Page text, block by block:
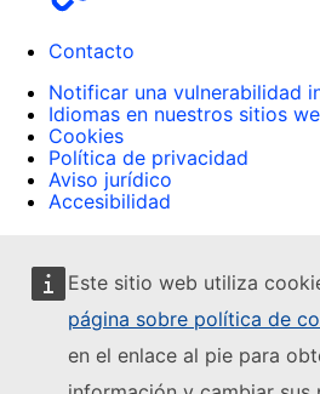
Este sitio web utiliza
página sobre política de
en el enlace al pie para
Contacto
Notificar una vulnerabilidad
Idiomas en nuestros sitios
Cookies
Política de privacidad
Aviso jurídico
Accesibilidad